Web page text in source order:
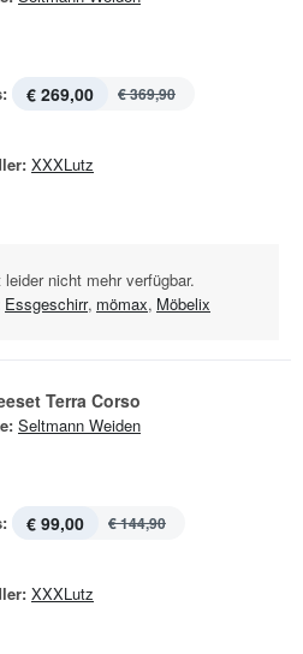
€ 269,00 € 369,90
XXXLutz
nicht mehr verfügbar.
Essgeschirr, mömax, Möbelix
Terra Corso
Seltmann Weiden
€ 99,00 € 144,90
XXXLutz